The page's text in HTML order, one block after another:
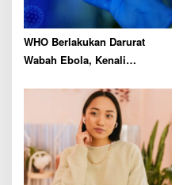
WHO Berlakukan Darurat
Wabah Ebola, Kenali